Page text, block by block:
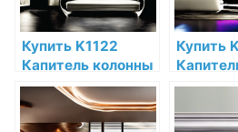
Купить K1122
Капитель колонны
Orac Decor
Полиуретан по
низкой цене в
Купить
Orac
низкой